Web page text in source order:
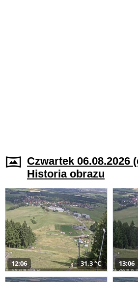
Czwartek 06.08.2026
Historia obrazu
12:06 31,3 °C 13:06